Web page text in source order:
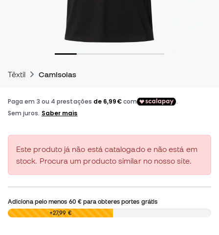
Têxtil Camisolas
Este produto já não está catalogado e não está em
stock. Procura um producto similar no nosso site.
Adiciona pelo menos 60 €para obteres portes grátis
0,00 € +27,99 €